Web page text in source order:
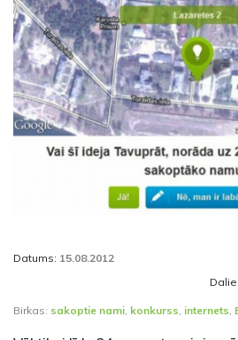
Datums: 15.08.2012
Birkas: sakoptie nami, konkurss, internets,